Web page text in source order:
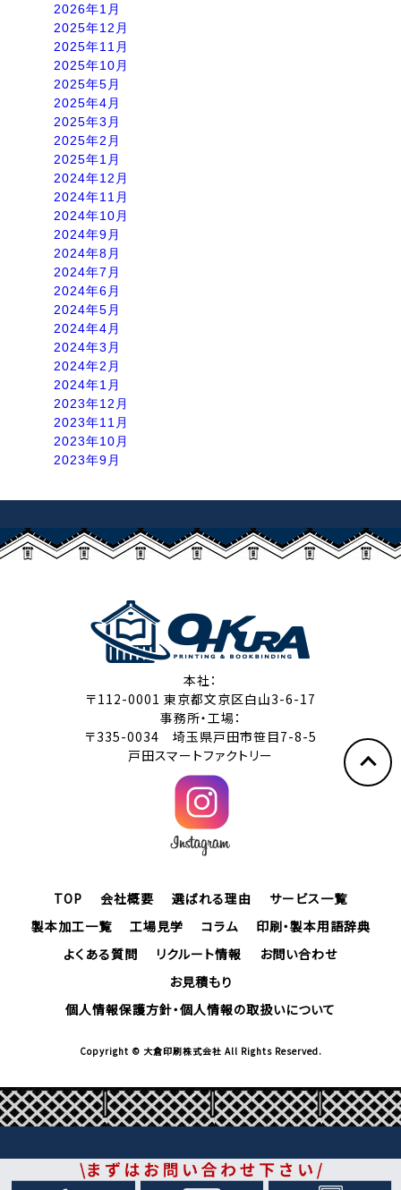
2026年1月
2025年12月
2025年11月
2025年10月
2025年5月
2025年4月
2025年3月
2025年2月
2025年1月
2024年12月
2024年11月
2024年10月
2024年9月
2024年8月
2024年7月
2024年6月
2024年5月
2024年4月
2024年3月
2024年2月
2024年1月
2023年12月
2023年11月
2023年10月
2023年9月
本社：
〒112-0001 東京都文京区白山3-6-17
事務所・工場：
〒335-0034 埼玉県戸田市笹目7-8-5
戸田スマートファクトリー
TOP 会社概要 選ばれる理由
サービス一覧
製本加工一覧
工場見学 コラム
印刷・製本用語辞典
よくある質問
リクルート情報
お問い合わせ
お見積もり
個人情報保護方針・個人情報の取扱いについて
Copyright © 大倉印刷株式会社 All Rights Reserved.